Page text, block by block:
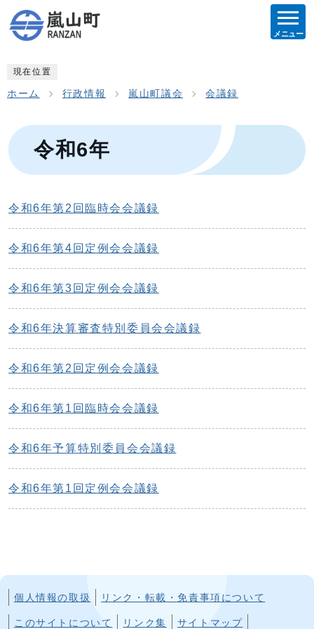
メニュー
現在位置
ホーム 行政情報 嵐山町議会 会議録
令和6年
令和6年第2回臨時会会議録
令和6年第4回定例会会議録
令和6年第3回定例会会議録
令和6年決算審査特別委員会会議録
令和6年第2回定例会会議録
令和6年第1回臨時会会議録
令和6年予算特別委員会会議録
令和6年第1回定例会会議録
個人情報の取扱 リンク・転載・免責事項について
このサイトについて リンク集 サイトマップ